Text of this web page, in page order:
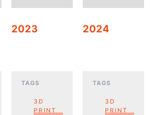
2023
TAGS
3D
PRINT
2024
TAGS
3D
PRINT